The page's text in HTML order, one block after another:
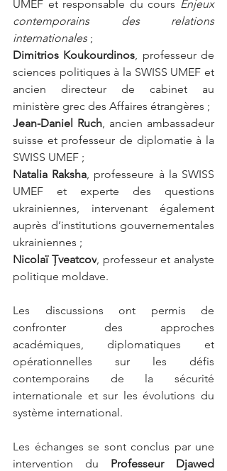
UMEF et responsable du cours Enjeux
contemporains des relations
internationales ;
Dimitrios Koukourdinos, professeur de
sciences politiques à la SWISS UMEF et
ancien directeur de cabinet au
ministère grec des Affaires étrangères ;
Jean-Daniel Ruch, ancien ambassadeur
suisse et professeur de diplomatie à la
SWISS UMEF ;
Natalia Raksha, professeure à la SWISS
UMEF et experte des questions
ukrainiennes, intervenant également
auprès d’institutions gouvernementales
ukrainiennes ;
Nicolaï Țveatcov, professeur et analyste
politique moldave.
Les discussions ont permis de
confronter des approches
académiques, diplomatiques et
opérationnelles sur les défis
contemporains de la sécurité
internationale et sur les évolutions du
système international.
Les échanges se sont conclus par une
intervention du Professeur Djawed